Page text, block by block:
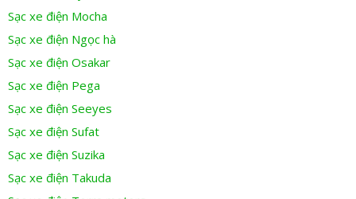
Sạc xe điện Mocha
Sạc xe điện Ngọc hà
Sạc xe điện Osakar
Sạc xe điện Pega
Sạc xe điện Seeyes
Sạc xe điện Sufat
Sạc xe điện Suzika
Sạc xe điện Takuda